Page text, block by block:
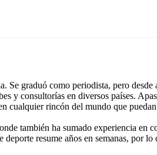
graduó como periodista, pero desde
y consultorías en diversos países.
cualquier rincón del mundo que
también ha sumado experiencia en
resume años en semanas, por